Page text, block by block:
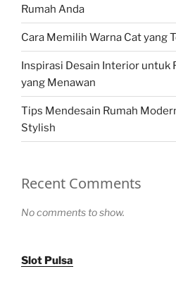
Rumah Anda
Cara Memilih Warna Cat yang
Inspirasi Desain Interior untuk
yang Menawan
Tips Mendesain Rumah
Stylish
Recent Comments
No comments to show.
Slot Pulsa